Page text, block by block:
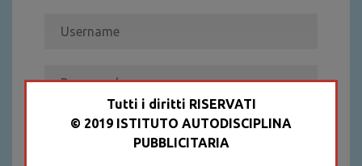
Recupera password
Tutti i diritti RISERVATI
© 2019 ISTITUTO AUTODISCIPLINA
PUBBLICITARIA